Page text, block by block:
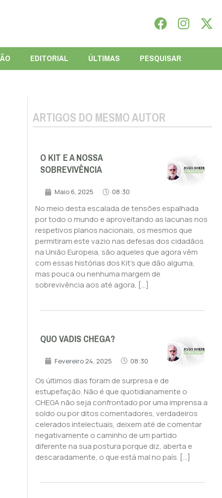
EDITORIAL ÚLTIMAS PESQUISAR
ARTIGOS DO MESMO AUTOR
O KIT E A NOSSA
SOBREVIVÊNCIA
Maio 6, 2025 08:30
No meio desta escalada de tensões espalhada
por todo o mundo e aproveitando as lacunas nos
respetivos planos nacionais, os mesmos que
permitiram este vazio nas defesas dos cidadãos
na União Europeia, são aqueles que agora vêm
com essas histórias dos Kit’s que dão alguma,
mas pouca ou nenhuma margem de
sobrevivência aos até agora, […]
QUO VADIS CHEGA?
Fevereiro 24, 2025 08:30
Os últimos dias foram de surpresa e de
estupefação. Não é que quotidianamente o
CHEGA não seja confrontado por uma imprensa a
soldo ou por ditos comentadores, verdadeiros
celerados intelectuais, deixem até de comentar
negativamente o caminho de um partido
diferente na sua postura porque diz, aberta e
descaradamente, o que está mal no país. […]